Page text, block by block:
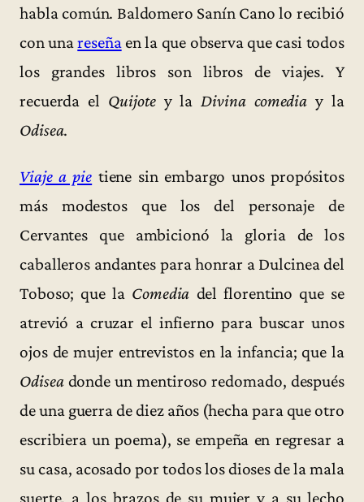
habla común. Baldomero Sanín Cano lo recibió
con unareseña en la que observa que casi todos
los grandes libros son libros de viajes. Y
recuerda el Quijotey la Divina comedia y la
Odisea.
Viaje a pie tiene sin embargo unos propósitos
más modestos que los del personaje de
Cervantes que ambicionó la gloria de los
caballeros andantes para honrar a Dulcinea del
Toboso; que la Comedia del florentino que se
atrevió a cruzar el infierno para buscar unos
ojos de mujer entrevistos en la infancia; que la
Odiseadonde un mentiroso redomado, después
de una guerra de diez años (hecha para que otro
escribiera un poema), se empeña en regresar a
su casa, acosado por todos los dioses de la mala
suerte, a los brazos de su mujer y a su lecho